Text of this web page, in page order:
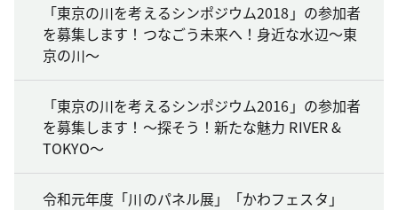
「東京の川を考えるシンポジウム2018」の参加者
を募集します！つなごう未来へ！身近な水辺～東
京の川～
「東京の川を考えるシンポジウム2016」の参加者
を募集します！～探そう！新たな魅力 RIVER &
TOKYO～
令和元年度「川のパネル展」「かわフェスタ」